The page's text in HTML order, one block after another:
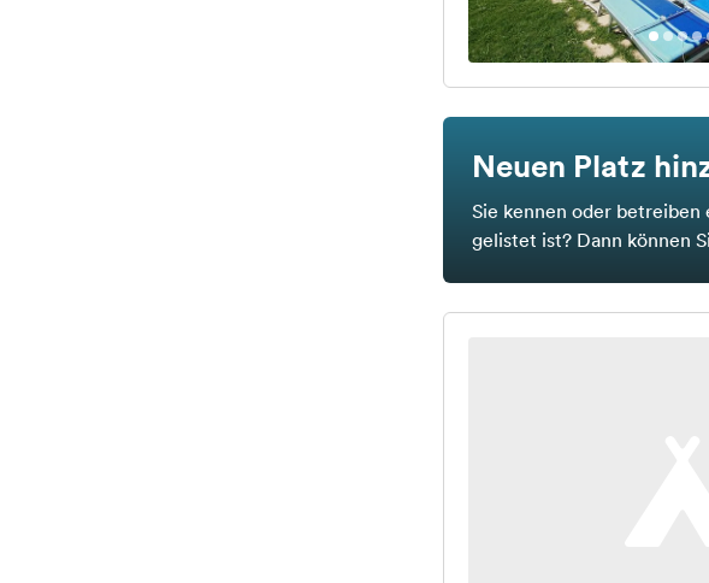
Neuen Platz
Sie kennen oder
gelistet ist? Dann können